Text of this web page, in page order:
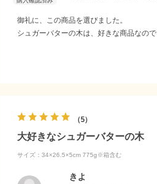
御礼に、この商品を選びました。
シュガーバターの木は、好きな商品なの
5
大好きなシュガーバターの木
サイズ：34×26.5×5cm 775g※箱含む
きよ